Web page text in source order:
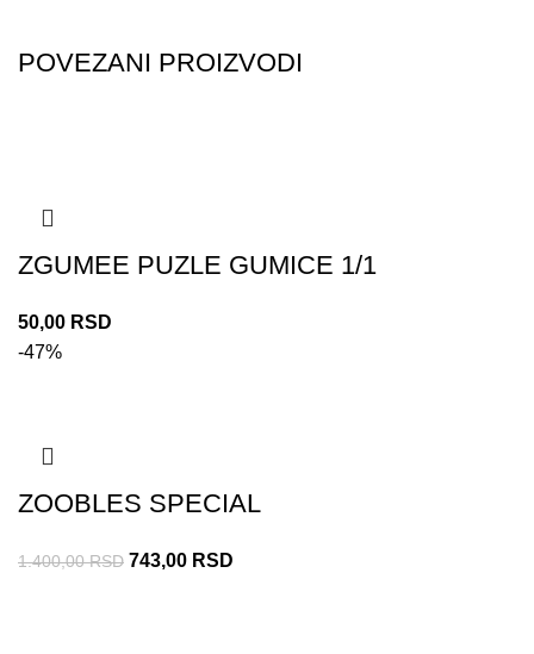
POVEZANI PROIZVODI
ZGUMEE PUZLE GUMICE 1/1
50,00 RSD
-47%
ZOOBLES SPECIAL
1.400,00RSD 743,00 RSD